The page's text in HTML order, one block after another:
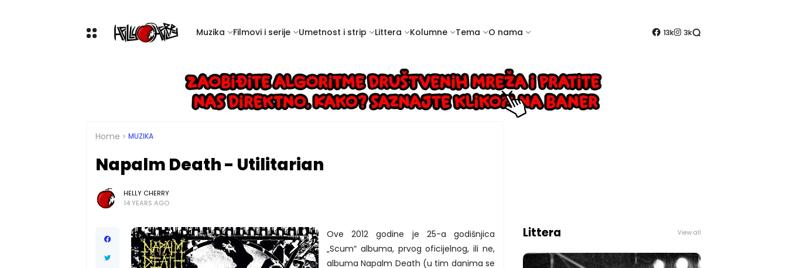
Muzika Filmovi i serije Umetnost i strip Littera Kolumne Tema O nama 13k 3k
Home MUZIKA
Napalm Death - Utilitarian
HELLY CHERRY
14 YEARS AGO
Ove 2012 godine je 25-a godišnjica
„Scum“ albuma, prvog oficijelnog, ili ne,
albuma Napalm Death (u tim danima se
Littera View all